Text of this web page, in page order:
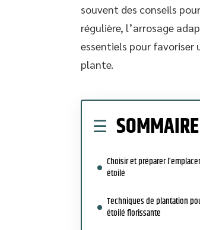
souvent des conseils
régulière, l’arrosage
essentiels pour
plante.
SOMMAIRE
Choisir et préparer
étoilé
Techniques de plantation
étoilé florissante